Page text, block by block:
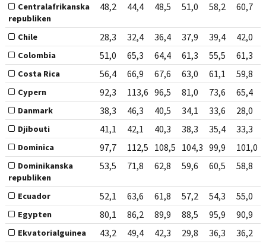
Centralafrikanska
republiken
48,2 44,4 48,5 51,0 58,2 60,7
Chile 28,3 32,4 36,4 37,9 39,4 42,0
Colombia 51,0 65,3 64,4 61,3 55,5 61,3
Costa Rica 56,4 66,9 67,6 63,0 61,1 59,8
Cypern 92,3 113,6 96,5 81,0 73,6 65,4
Danmark 38,3 46,3 40,5 34,1 33,6 28,0
Djibouti 41,1 42,1 40,3 38,3 35,4 33,3
Dominica 97,7 112,5 108,5 104,3 99,9 101,0
Dominikanska
republiken
53,5 71,8 62,8 59,6 60,5 58,8
Ecuador 52,1 63,6 61,8 57,2 54,3 55,0
Egypten 80,1 86,2 89,9 88,5 95,9 90,9
Ekvatorialguinea 43,2 49,4 42,3 29,8 36,3 36,2